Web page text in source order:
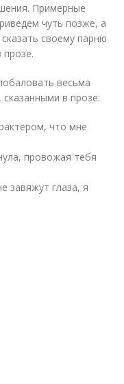
Примерные
чуть позже, а
своему парню
весьма
в прозе:
что мне
провожая тебя
завяжут глаза, я